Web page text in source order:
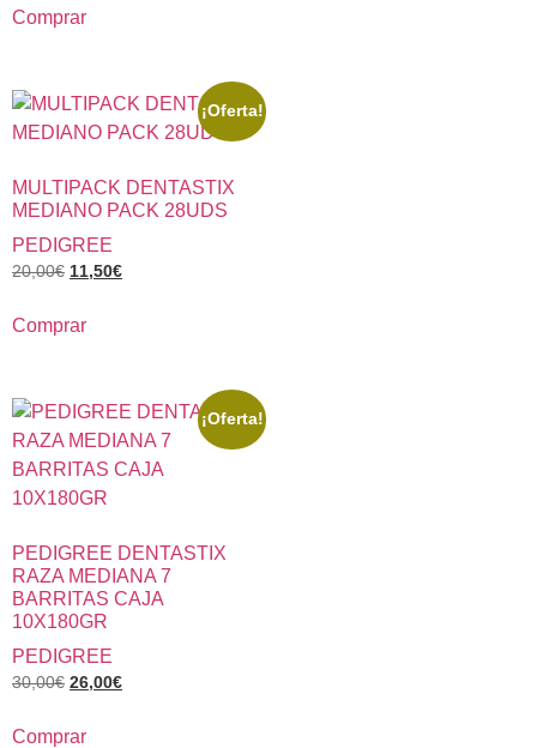
Comprar
¡Oferta!
MULTIPACK DENTASTIX
MEDIANO PACK 28UDS
PEDIGREE
20,00€ 11,50€
Comprar
¡Oferta!
PEDIGREE DENTASTIX
RAZA MEDIANA 7
BARRITAS CAJA
10X180GR
PEDIGREE
30,00€ 26,00€
Comprar